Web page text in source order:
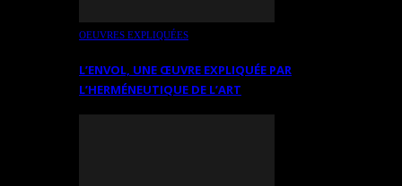
OEUVRES EXPLIQUÉES
L’ENVOL, UNE ŒUVRE EXPLIQUÉE PAR
L’HERMÉNEUTIQUE DE L’ART